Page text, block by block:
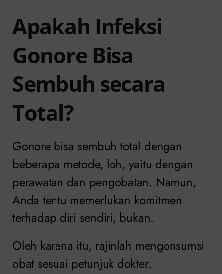
Apakah Infeksi
Gonore Bisa
Sembuh secara
Total?
Gonore bisa sembuh total dengan
beberapa metode, loh, yaitu dengan
perawatan dan pengobatan. Namun,
Anda tentu memerlukan komitmen
terhadap diri sendiri, bukan.
Oleh karena itu, rajinlah mengonsumsi
obat sesuai petunjuk dokter.